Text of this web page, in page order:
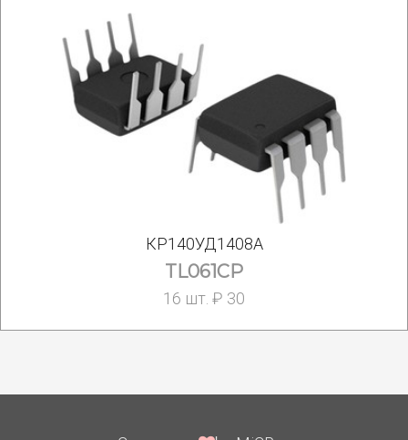
КР140УД1408А
TL061CP
16 шт. ₽ 30